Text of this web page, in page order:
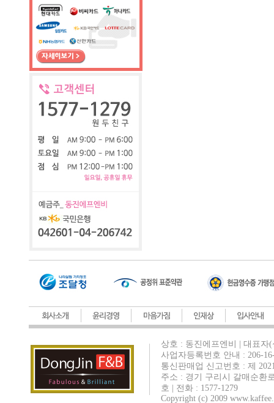
상호 : 동진에프엔비 | 대표
사업자등록번호 안내 : 206-
통신판매업 신고번호 : 제
주소 : 경기 구리시 갈매순환
호 | 전화 : 1577-1279
Copyright (c) 2009